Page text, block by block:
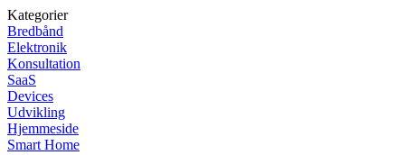
Kategorier
Bredbånd
Elektronik
Konsultation
SaaS
Devices
Udvikling
Hjemmeside
Smart Home